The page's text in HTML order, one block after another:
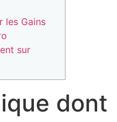
les Gains
sur
dont